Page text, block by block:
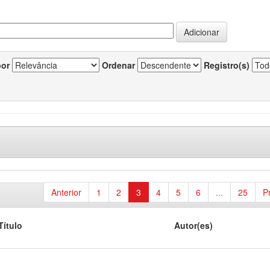
Ordenar Registro(s)
Anterior 1 2 3 4 5 6 ... 25
Autor(es)